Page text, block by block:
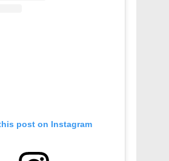
post on Instagram